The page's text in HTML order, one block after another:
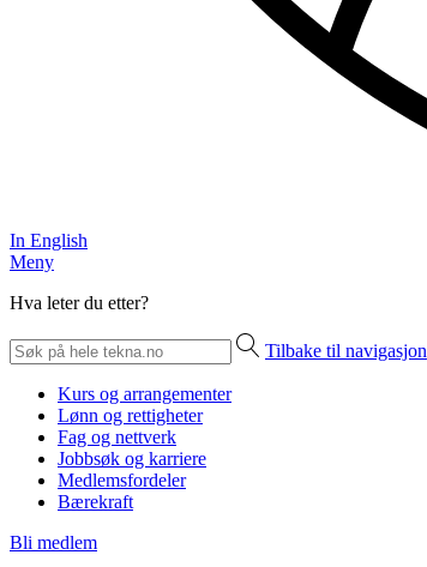
In English
Meny
Hva leter du etter?
Tilbake til navigasjon
Kurs og arrangementer
Lønn og rettigheter
Fag og nettverk
Jobbsøk og karriere
Medlemsfordeler
Bærekraft
Bli medlem